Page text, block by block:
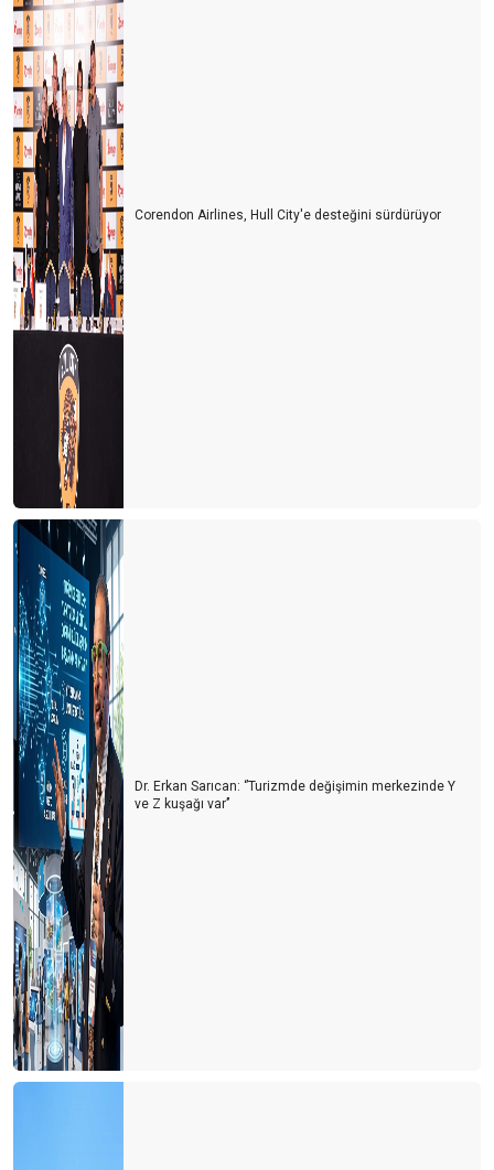
Corendon Airlines, Hull City'e desteğini sürdürüyor
Dr. Erkan Sarıcan: ‘’Turizmde değişimin merkezinde Y
ve Z kuşağı var’’